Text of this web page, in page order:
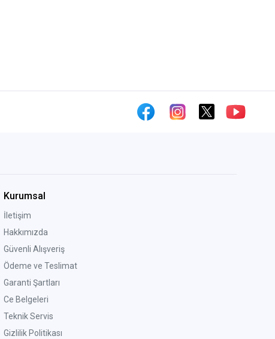
Kurumsal
İletişim
Hakkımızda
Güvenli Alışveriş
Ödeme ve Teslimat
Garanti Şartları
Ce Belgeleri
Teknik Servis
Gizlilik Politikası